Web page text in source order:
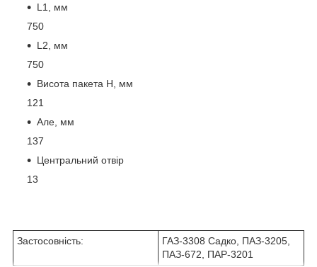
L1, мм
750
L2, мм
750
Висота пакета Н, мм
121
Але, мм
137
Центральний отвір
13
Застосовність:
ГАЗ-3308 Садко, ПАЗ-3205,
ПАЗ-672, ПАР-3201